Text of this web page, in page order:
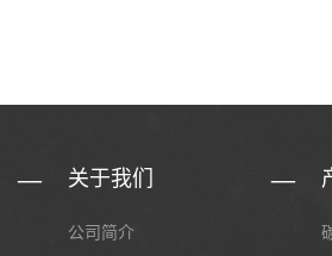
关于我们
公司简介